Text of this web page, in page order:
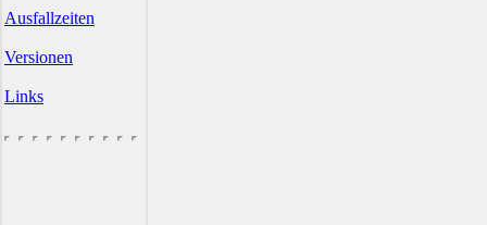
Ausfallzeiten
Versionen
Links